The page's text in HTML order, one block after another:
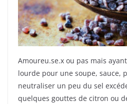
Amoureu.se.x ou pas mais
lourde pour une soupe, sauce,
neutraliser un peu du sel
quelques gouttes de citron ou